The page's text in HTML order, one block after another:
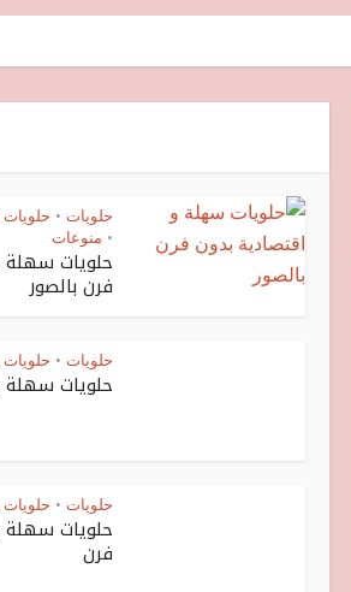
حلويات • حلويات
• منوعات
حلويات سهلة
فرن بالصور
حلويات •
حلويات
حلويات •
حلويات سهلة
فرن